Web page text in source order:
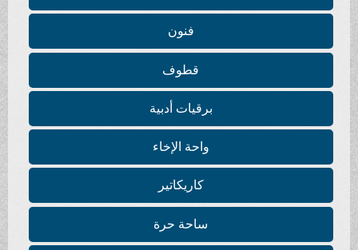
فنون
قطوف
برقيات أدبية
واحة الإخاء
كاريكاتير
ساحة حرة